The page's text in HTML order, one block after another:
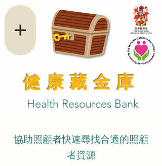
健康藏金庫
Health Resources Bank
​協助照顧者快速尋找合適的照顧
者資源